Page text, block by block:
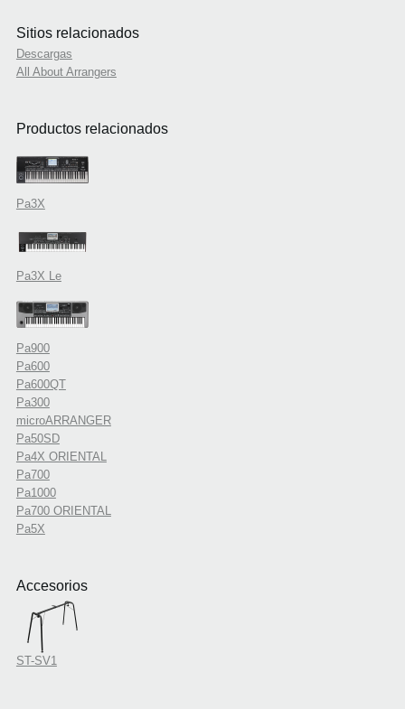
Sitios relacionados
Descargas
All About Arrangers
Productos relacionados
Pa3X
Pa3X Le
Pa900
Pa600
Pa600QT
Pa300
microARRANGER
Pa50SD
Pa4X ORIENTAL
Pa700
Pa1000
Pa700 ORIENTAL
Pa5X
Accesorios
ST-SV1